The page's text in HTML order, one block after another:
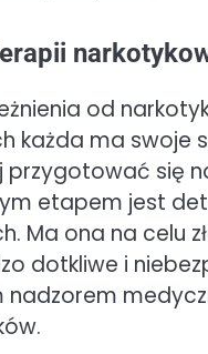
od
każda ma
się
etapem jest
Ma ona na celu
dotkliwe i